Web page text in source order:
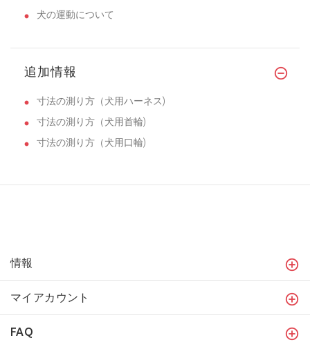
犬の運動について
追加情報
寸法の測り方（犬用ハーネス)
寸法の測り方（犬用首輪)
寸法の測り方（犬用口輪)
情報
マイアカウント
FAQ